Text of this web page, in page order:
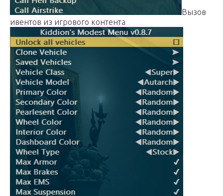
Вызов
ивентов из игрового контента